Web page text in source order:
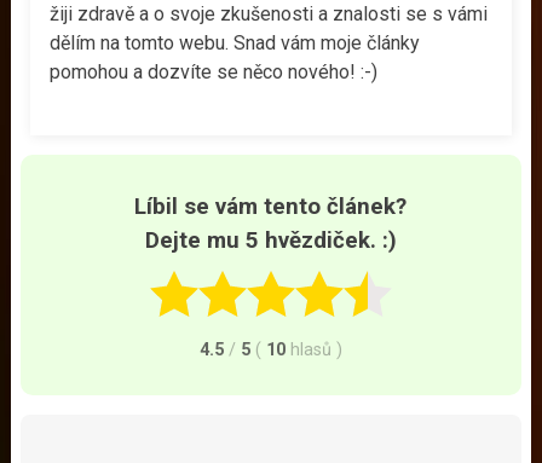
žiji zdravě a o svoje zkušenosti a znalosti se s vámi
dělím na tomto webu. Snad vám moje články
pomohou a dozvíte se něco nového! :-)
Líbil se vám tento článek?
Dejte mu 5 hvězdiček. :)
4.5 / 5 ( 10 hlasů )